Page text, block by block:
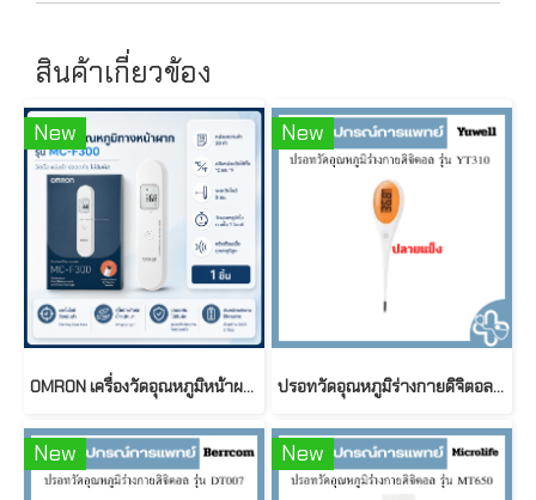
สินค้าเกี่ยวข้อง
New
OMRON เครื่องวัดอุณหภูมิหน้าผาก รุ่น MC-F300 ( Forehead Thermometer )
New
ปรอทวัดอุณหภูมิร่างกายดิจิตอล รุุ่น YT310
New New